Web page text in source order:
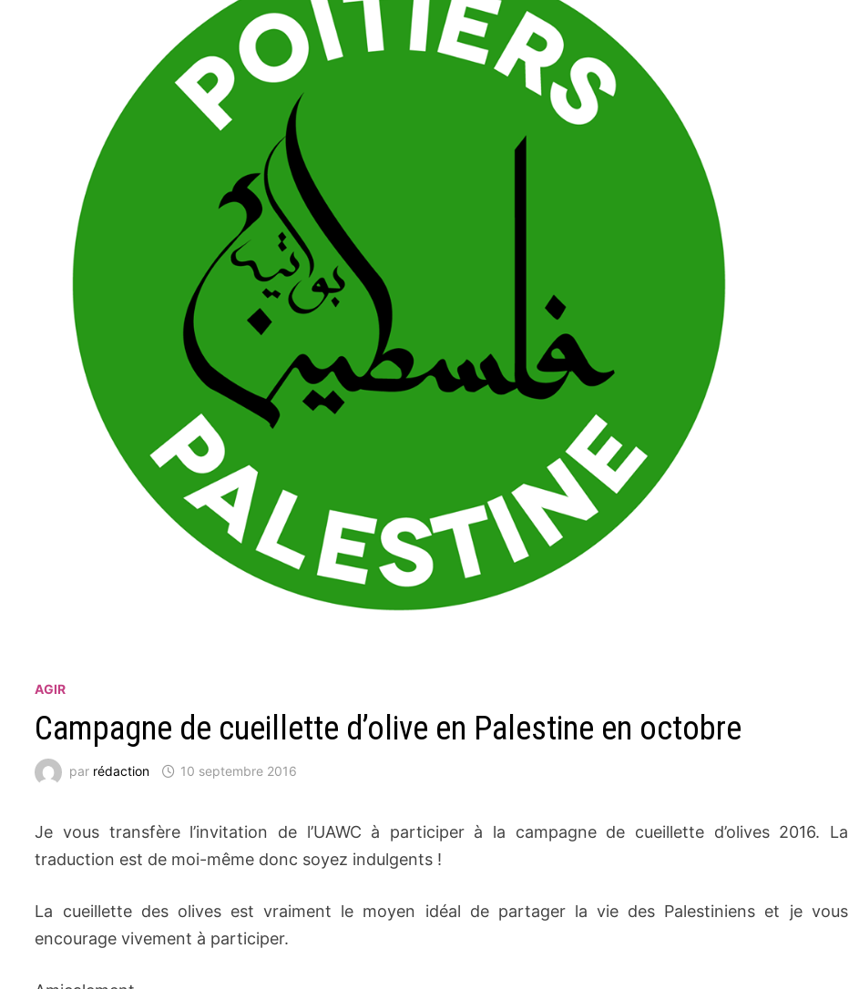
AGIR
Campagne de cueillette d’olive en Palestine en octobre
par rédaction 10 septembre 2016
Je vous transfère l’invitation de l’UAWC à participer à la campagne de cueillette d’olives 2016. La
traduction est de moi-même donc soyez indulgents !
La cueillette des olives est vraiment le moyen idéal de partager la vie des Palestiniens et je vous
encourage vivement à participer.